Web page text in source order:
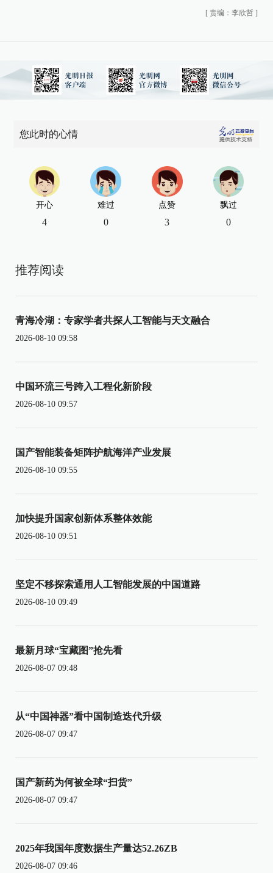
[ 责编：李欣哲 ]
您此时的心情
开心
4
难过
0
点赞
3
飘过
0
推荐阅读
青海冷湖：专家学者共探人工智能与天文融合
2026-08-10 09:58
中国环流三号跨入工程化新阶段
2026-08-10 09:57
国产智能装备矩阵护航海洋产业发展
2026-08-10 09:55
加快提升国家创新体系整体效能
2026-08-10 09:51
坚定不移探索通用人工智能发展的中国道路
2026-08-10 09:49
最新月球“宝藏图”抢先看
2026-08-07 09:48
从“中国神器”看中国制造迭代升级
2026-08-07 09:47
国产新药为何被全球“扫货”
2026-08-07 09:47
2025年我国年度数据生产量达52.26ZB
2026-08-07 09:46